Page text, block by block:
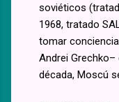
soviéticos
1968, tratado
tomar
Andrei
década, Moscú